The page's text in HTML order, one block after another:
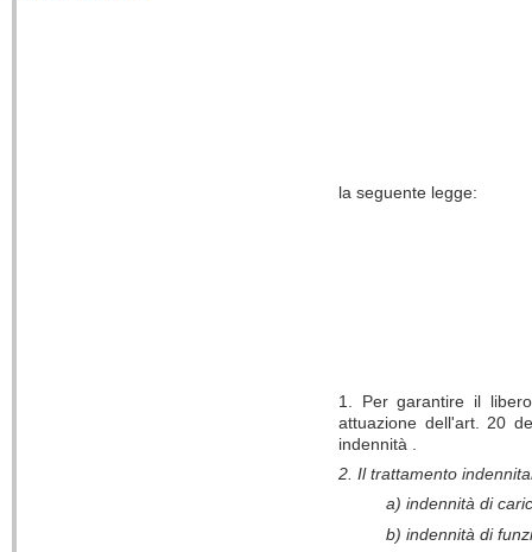
la seguente legge:
1. Per garantire il
attuazione dell'art. 20
indennità .
2. Il trattamento
a) indennità di
b) indennità di